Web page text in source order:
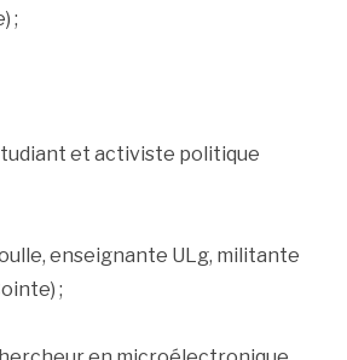
;
et activiste politique
enseignante ULg, militante
;